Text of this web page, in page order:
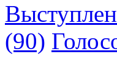
(90)